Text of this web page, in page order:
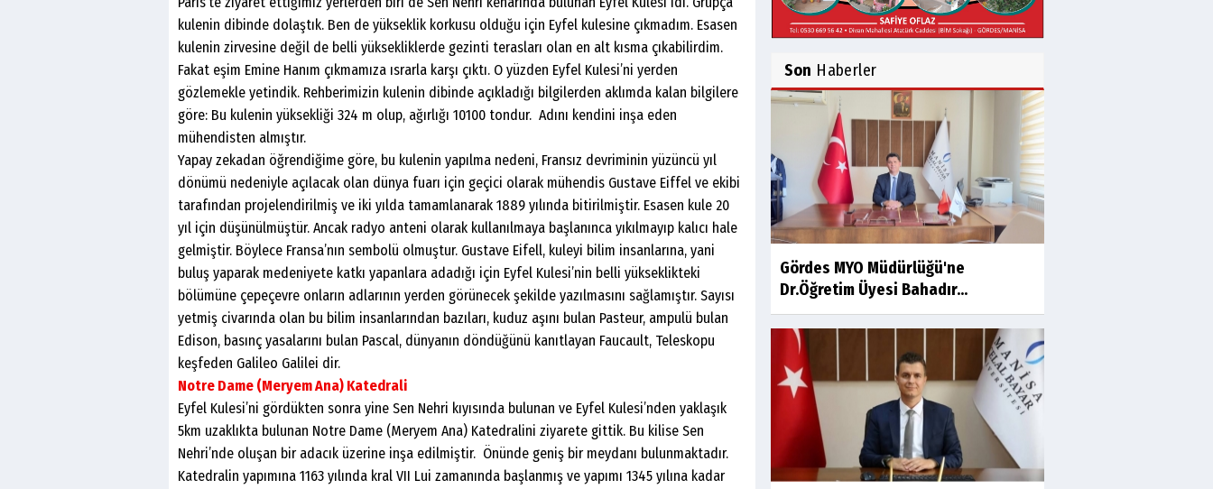
kulenin dibinde dolaştık. Ben de yükseklik korkusu olduğu için Eyfel kulesine çıkmadım. Esasen
kulenin zirvesine değil de belli yüksekliklerde gezinti terasları olan en alt kısma çıkabilirdim.
Fakat eşim Emine Hanım çıkmamıza ısrarla karşı çıktı. O yüzden Eyfel Kulesi’ni yerden
gözlemekle yetindik. Rehberimizin kulenin dibinde açıkladığı bilgilerden aklımda kalan bilgilere
göre: Bu kulenin yüksekliği 324 m olup, ağırlığı 10100 tondur. Adını kendini inşa eden
mühendisten almıştır.
Yapay zekadan öğrendiğime göre, bu kulenin yapılma nedeni, Fransız devriminin yüzüncü yıl
dönümü nedeniyle açılacak olan dünya fuarı için geçici olarak mühendis Gustave Eiffel ve ekibi
tarafından projelendirilmiş ve iki yılda tamamlanarak 1889 yılında bitirilmiştir. Esasen kule 20
yıl için düşünülmüştür. Ancak radyo anteni olarak kullanılmaya başlanınca yıkılmayıp kalıcı hale
gelmiştir. Böylece Fransa’nın sembolü olmuştur. Gustave Eifell, kuleyi bilim insanlarına, yani
buluş yaparak medeniyete katkı yapanlara adadığı için Eyfel Kulesi’nin belli yükseklikteki
bölümüne çepeçevre onların adlarının yerden görünecek şekilde yazılmasını sağlamıştır. Sayısı
yetmiş civarında olan bu bilim insanlarından bazıları, kuduz aşını bulan Pasteur, ampulü bulan
Edison, basınç yasalarını bulan Pascal, dünyanın döndüğünü kanıtlayan Faucault, Teleskopu
keşfeden Galileo Galilei dir.
Notre Dame (Meryem Ana) Katedrali
Eyfel Kulesi’ni gördükten sonra yine Sen Nehri kıyısında bulunan ve Eyfel Kulesi’nden yaklaşık
5km uzaklıkta bulunan Notre Dame (Meryem Ana) Katedralini ziyarete gittik. Bu kilise Sen
Nehri’nde oluşan bir adacık üzerine inşa edilmiştir. Önünde geniş bir meydanı bulunmaktadır.
Katedralin yapımına 1163 yılında kral VII Lui zamanında başlanmış ve yapımı 1345 yılına kadar
İsmail AYBEY
Belma Sebil'i Tanıyor
Musunuz?
Ahmet İNCE
Beyaz Gömlekli Adam!
Prof.Dr.Ayşe İLKER
Adı Sanı Olmak
Gezerken Zamanın Kollarındaki
Ruhuma Rastlamak
Yaşar ATLI
Kahramanlar
Son Haberler
Gördes MYO Müdürlüğü'ne
Dr.Öğretim Üyesi Bahadır...